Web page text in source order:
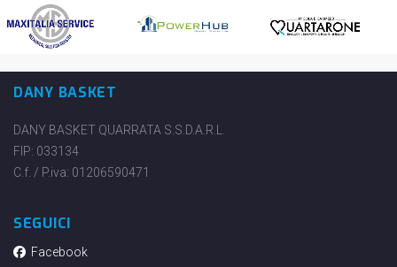
DANY BASKET
DANY BASKET QUARRATA S.S.D.A.R.L.
FIP: 033134
C.f. / P.iva: 01206590471
SEGUICI
Facebook